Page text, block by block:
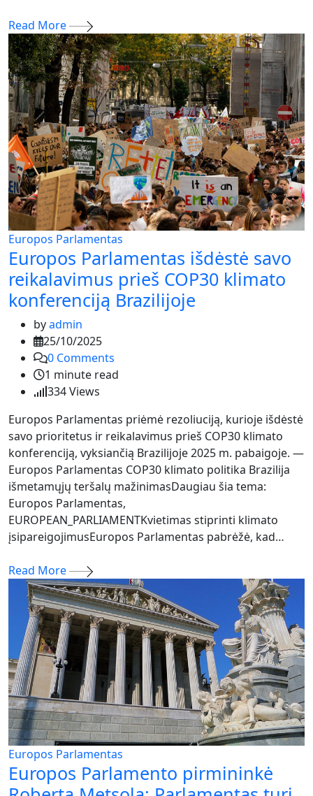
Read More
Europos Parlamentas
Europos Parlamentas išdėstė savo
reikalavimus prieš COP30 klimato
konferenciją Brazilijoje
byadmin
25/10/2025
0 Comments
1 minute read
334Views
Europos Parlamentas priėmė rezoliuciją, kurioje išdėstė
savo prioritetus ir reikalavimus prieš COP30 klimato
konferenciją, vyksiančią Brazilijoje 2025 m. pabaigoje. —
Europos Parlamentas COP30 klimato politika Brazilija
išmetamųjų teršalų mažinimasDaugiau šia tema:
Europos Parlamentas,
EUROPEAN_PARLIAMENTKvietimas stiprinti klimato
įsipareigojimusEuropos Parlamentas pabrėžė, kad…
Read More
Europos Parlamentas
Europos Parlamento pirmininkė